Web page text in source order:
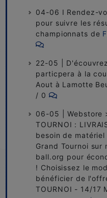
04-06 I Rendez-
pour suivre les
championnats de
22-05 |
particpera à la
Aout à Lamotte
/ 0
06-05 | Webstore
TOURNOI :
besoin de
Grand Tournoi sur
ball.org pour
! Choisissez le
bénéficier de
TOURNOI - 14/17